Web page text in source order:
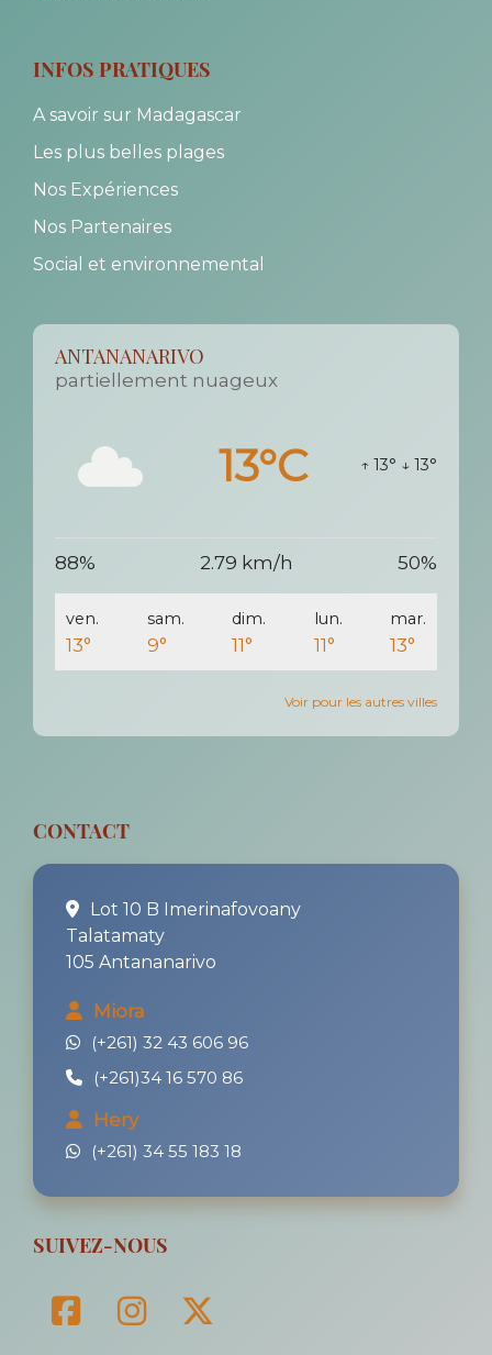
INFOS PRATIQUES
A savoir sur Madagascar
Les plus belles plages
Nos Expériences
Nos Partenaires
Social et environnemental
ANTANANARIVO
partiellement nuageux
13°C ↑ 13° ↓ 13°
88% 2.79 km/h 50%
ven.
13°
sam.
9°
dim.
11°
lun.
11°
mar.
13°
Voir pour les autres villes
CONTACT
Lot 10 B Imerinafovoany
Talatamaty
105 Antananarivo
Miora
(+261) 32 43 606 96
(+261)34 16 570 86
Hery
(+261) 34 55 183 18
SUIVEZ-NOUS